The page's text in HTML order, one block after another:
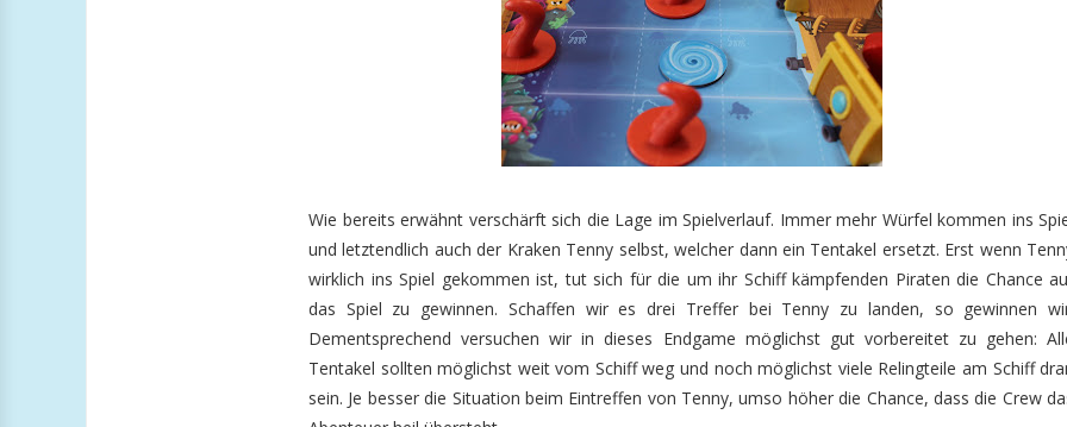
Wie bereits erwähnt verschärft sich die Lage im Spielverlauf. Immer mehr Würfel kommen ins
und letztendlich auch der Kraken Tenny selbst, welcher dann ein Tentakel ersetzt. Erst wenn
wirklich ins Spiel gekommen ist, tut sich für die um ihr Schiff kämpfenden Piraten die Chance
das Spiel zu gewinnen. Schaffen wir es drei Treffer bei Tenny zu landen, so gewinnen
Dementsprechend versuchen wir in dieses Endgame möglichst gut vorbereitet zu gehen:
Tentakel sollten möglichst weit vom Schiff weg und noch möglichst viele Relingteile am Schiff
sein. Je besser die Situation beim Eintreffen von Tenny, umso höher die Chance, dass die Crew